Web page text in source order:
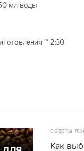
мл воды
~ 2:30
СОВЕТЫ
Как